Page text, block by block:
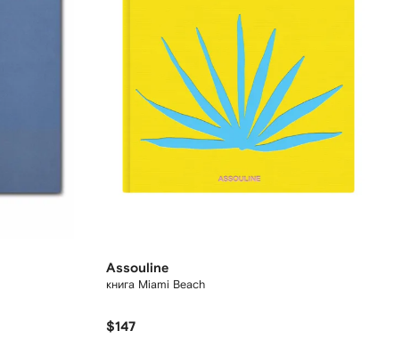
Assouline
книга Miami Beach
$147